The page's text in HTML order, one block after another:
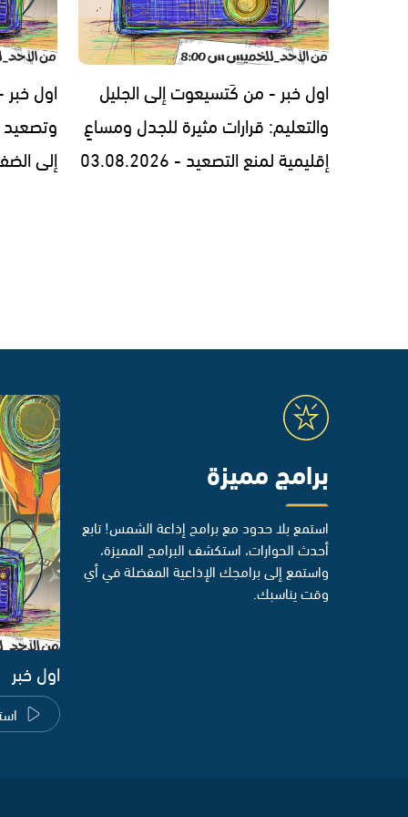
اول خبر - من كَتسيعوت إلى الجليل
والتعليم: قرارات مثيرة للجدل ومساعٍ
إقليمية لمنع التصعيد - 03.08.2026
اول خبر
إلى الضفة
برامج مميزة
استمع بلا حدود مع برامج إذاعة الشمس! تابع
أحدث الحوارات، استكشف البرامج المميزة،
واستمع إلى برامجك الإذاعية المفضلة في أي
وقت يناسبك.
اول خبر